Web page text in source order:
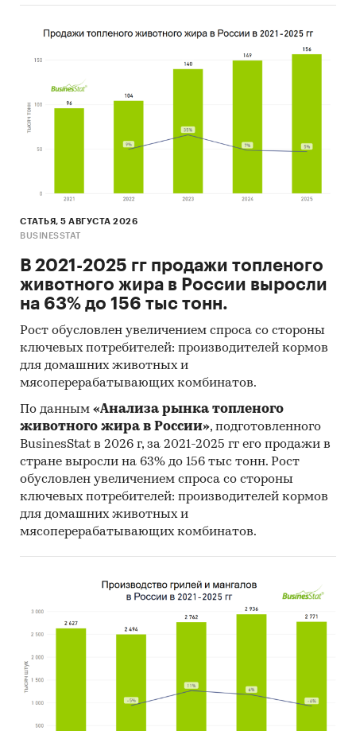
причислить
девелоперской активностью в сегменте МЖС.
По состоянию на 3 кв. 2014 г. в г. Ростов-на-Дону
и прилегающих к нему Аксайском, Азовском,
проектов организованных коттеджных
поселков (КП). В их рамках возможно
приобретение коттеджей, таунхаусов, а также
земельных участков без обязательного
подряда. Каждый из типов недвижимости
имеет свои особенности и различную степень
зрения девелопмента.
***
коттеджных поселка, причем только один из
них находится недалеко от береговой линии –
в 500 метрах. Таким образом, коттеджный
поселок данного проекта будет единственным
объектом недвижимости, предлагающим
размещение в непосредственно близости к
Азовскому морю. Это будет ключевым
На вторичном рынке в основном представлены
старые дома эконом-класса. Наиболее
ценой 1-2 млн. руб. В одиночном виде
существуют предложения двухэтажных домов
площадью более 100 кв. м. с хорошим
ремонтом. Таким образом, можно сделать
СТАТЬЯ, 5 АВГУСТА 2026
BUSINESSTAT
В 2021-2025 гг продажи топленого
животного жира в России выросли
на 63% до 156 тыс тонн.
Рост обусловлен увеличением спроса со стороны
ключевых потребителей: производителей кормов
для домашних животных и
мясоперерабатывающих комбинатов.
По данным «Анализа рынка топленого
животного жира в России», подготовленного
BusinesStat в 2026 г, за 2021-2025 гг его продажи в
стране выросли на 63% до 156 тыс тонн. Рост
обусловлен увеличением спроса со стороны
ключевых потребителей: производителей кормов
для домашних животных и
мясоперерабатывающих комбинатов.